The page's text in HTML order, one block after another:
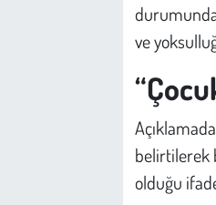
durumunda
ve
belirtilerek
olduğu